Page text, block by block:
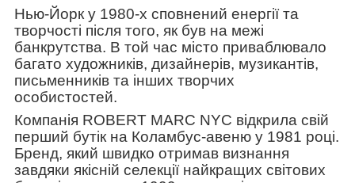
Нью-Йорк у 1980-х сповнений енергії та
творчості після того, як був на межі
банкрутства. В той час місто приваблювало
багато художників, дизайнерів, музикантів,
письменників та інших творчих
особистостей.
Компанія ROBERT MARC NYC відкрила свій
перший бутік на Коламбус-авеню у 1981 році.
Бренд, який швидко отримав визнання
завдяки якісній селекції найкращих світових